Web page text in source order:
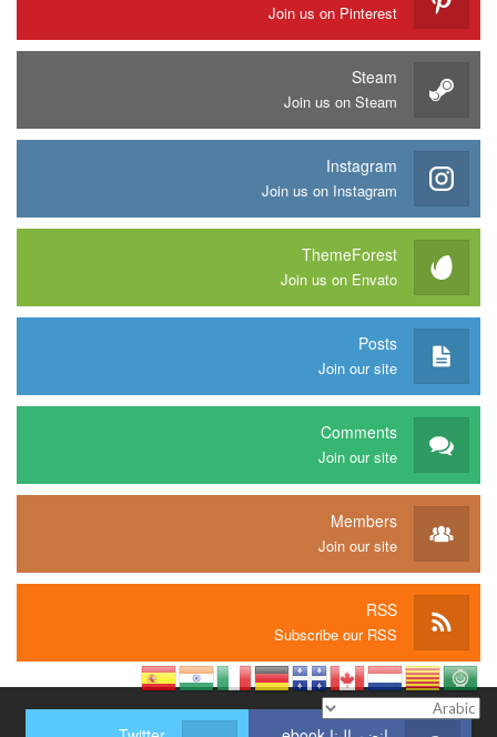
Join us on Pinterest
Steam
Join us on Steam
Instagram
Join us on Instagram
ThemeForest
Join us on Envato
Posts
Join our site
Comments
Join our site
Members
Join our site
RSS
Subscribe our RSS